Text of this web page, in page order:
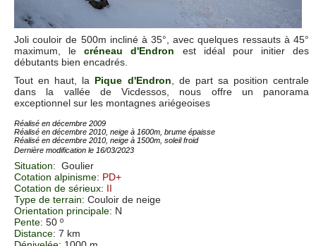
Joli couloir de 500m incliné à 35°, avec quelques ressauts à 45°
maximum, lecréneau d'Endron est idéal pour initier des
débutants bien encadrés.
Tout en haut, la Pique d'Endron , de part sa position centrale
dans la vallée de Vicdessos, nous offre un panorama
exceptionnel sur les montagnes ariégeoises
Réalisé en décembre 2009
Réalisé en décembre 2010, neige à 1600m, brume épaisse
Réalisé en décembre 2010, neige à 1500m, soleil froid
Dernière modification le 16/03/2023
Situation: Goulier
Cotation alpinisme: PD+
Cotation de sérieux: II
Type de terrain: Couloir de neige
Orientation principale: N
Pente: 50 º
Distance: 7 km